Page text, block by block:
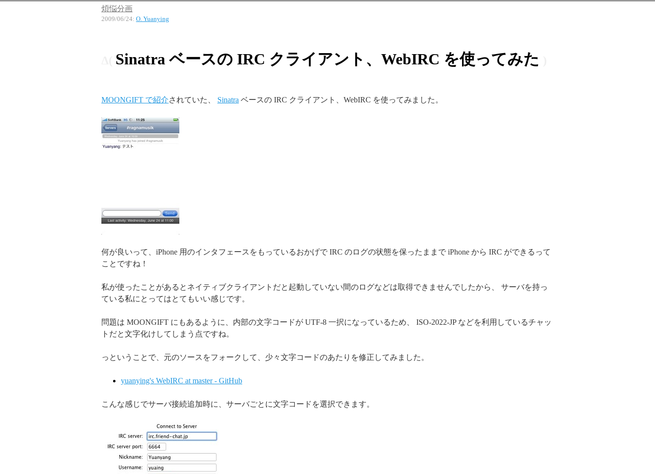
煩悩分画
2009/06/24: O. Yuanying
Sinatra ベースの IRC クライアント、WebIRC を使ってみた
MOONGIFT で紹介されていた、 Sinatra ベースの IRC クライアント、WebIRC を使ってみました。
何が良いって、iPhone 用のインタフェースをもっているおかげで IRC のログの状態を保ったままで iPhone から IRC ができるって
ことですね！
私が使ったことがあるとネイティブクライアントだと起動していない間のログなどは取得できませんでしたから、 サーバを持っ
ている私にとってはとてもいい感じです。
問題は MOONGIFT にもあるように、内部の文字コードが UTF-8 一択になっているため、 ISO-2022-JP などを利用しているチャッ
トだと文字化けしてしまう点ですね。
っということで、元のソースをフォークして、少々文字コードのあたりを修正してみました。
yuanying's WebIRC at master - GitHub
こんな感じでサーバ接続追加時に、サーバごとに文字コードを選択できます。